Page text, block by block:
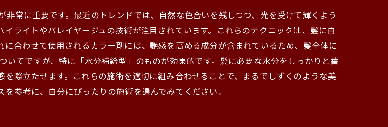
常に重要です。最近のトレンドでは、自然な色合いを残しつつ、光を受けて輝くよう
ライトやバレイヤージュの技術が注目されています。これらのテクニックは、髪に自
合わせて使用されるカラー剤には、艶感を高める成分が含まれているため、髪全体に
てですが、特に「水分補給型」のものが効果的です。髪に必要な水分をしっかりと蓄
際立たせます。これらの施術を適切に組み合わせることで、まるでしずくのような美
参考に、自分にぴったりの施術を選んでみてください。